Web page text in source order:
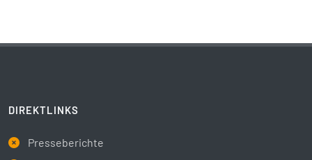
DIREKTLINKS
Presseberichte